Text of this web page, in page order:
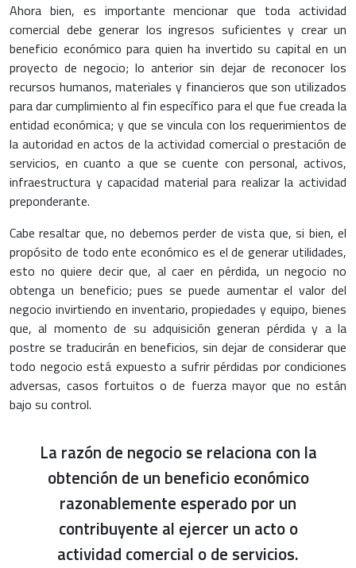
Ahora bien, es importante mencionar que toda actividad
comercial debe generar los ingresos suficientes y crear un
beneficio económico para quien ha invertido su capital en un
proyecto de negocio; lo anterior sin dejar de reconocer los
recursos humanos, materiales y financieros que son utilizados
para dar cumplimiento al fin específico para el que fue creada la
entidad económica; y que se vincula con los requerimientos de
la autoridad en actos de la actividad comercial o prestación de
servicios, en cuanto a que se cuente con personal, activos,
infraestructura y capacidad material para realizar la actividad
preponderante.
Cabe resaltar que, no debemos perder de vista que, si bien, el
propósito de todo ente económico es el de generar utilidades,
esto no quiere decir que, al caer en pérdida, un negocio no
obtenga un beneficio; pues se puede aumentar el valor del
negocio invirtiendo en inventario, propiedades y equipo, bienes
que, al momento de su adquisición generan pérdida y a la
postre se traducirán en beneficios, sin dejar de considerar que
todo negocio está expuesto a sufrir pérdidas por condiciones
adversas, casos fortuitos o de fuerza mayor que no están
bajo su control.
La razón de negocio se relaciona con la
obtención de un beneficio económico
razonablemente esperado por un
contribuyente al ejercer un acto o
actividad comercial o de servicios.